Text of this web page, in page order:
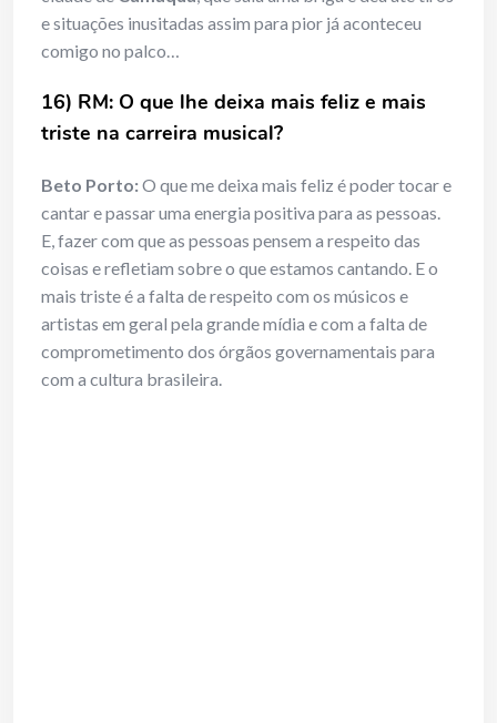
e situações inusitadas assim para pior já aconteceu
comigo no palco…
16) RM: O que lhe deixa mais feliz e mais
triste na carreira musical?
Beto Porto:O que me deixa mais feliz é poder tocar e
cantar e passar uma energia positiva para as pessoas.
E, fazer com que as pessoas pensem a respeito das
coisas e refletiam sobre o que estamos cantando. E o
mais triste é a falta de respeito com os músicos e
artistas em geral pela grande mídia e com a falta de
comprometimento dos órgãos governamentais para
com a cultura brasileira.